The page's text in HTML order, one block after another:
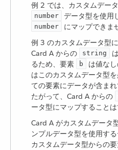
例 2 では、カスタムデー
number データ型を使用
number
にマップできま
例 3 のカスタムデータ型
Card A からの ​
string
るため、要素 ​
b
は値な
はこのカスタムデータ型
ての要素にデータが含ま
たがって、Card A からの ​
ータ型にマップすることは
Card A がカスタムデータ
ンプルデータ型を使用す
カスタムデータ型からの